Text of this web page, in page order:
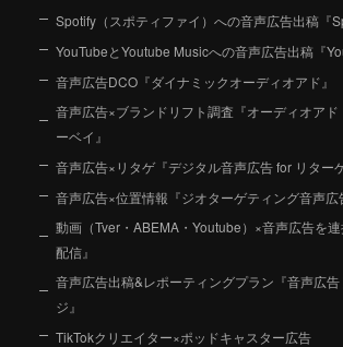
Spotify（スポティファイ）への音声広告出稿『
YouTubeとYoutube Musicへの音声広告出稿『
音声広告DCO『ダイナミックオーディオアド』
音声広告×ブランドリフト調査『オーディオア
ーベイ』
音声広告×リタゲ『デジタル音声広告 for リター
音声広告×位置情報『ジオターゲティング音声広
動画（Tver・ABEMA・Youtube）×音声広告を
配信』
音声広告出稿&レポーティングプラン『音声広
ジ』
TikTokクリエイター×ポッドキャスター広告